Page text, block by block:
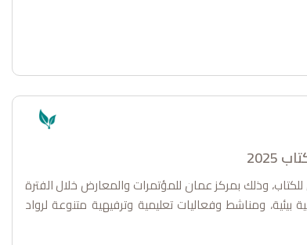
مسقط الدولي للكتاب، وذلك بمركز عمان للمؤتمرات والمعارض خلال الفترة
آفاق معرفية بيئية، ومناشط وفعاليات تعليمية وترفيهية متنوعة لرواد